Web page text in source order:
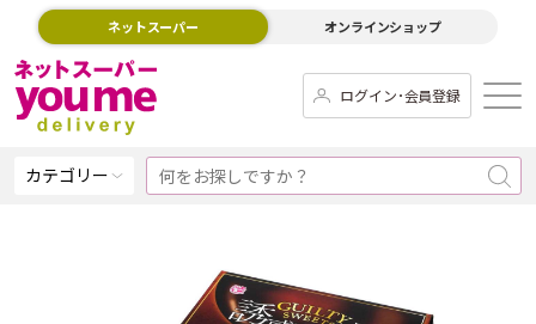
ネットスーパー オンラインショップ
ログイン･会員登録
カテゴリー